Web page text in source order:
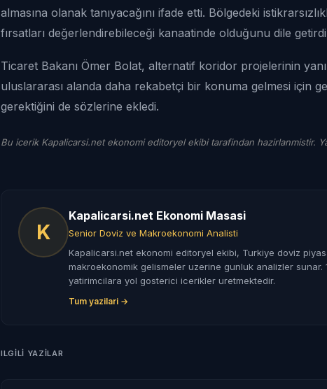
almasına olanak tanıyacağını ifade etti. Bölgedeki
fırsatları değerlendirebileceği kanaatinde olduğunu dile
Ticaret Bakanı Ömer Bolat, alternatif koridor projelerinin
uluslararası alanda daha rekabetçi bir konuma gelmesi için
gerektiğini de sözlerine ekledi.
Bu icerik Kapalicarsi.net ekonomi editoryel ekibi tarafindan hazirlanmistir.
K
Kapalicarsi.net Ekonomi Masasi
Senior Doviz ve Makroekonomi Analisti
Kapalicarsi.net ekonomi editoryel ekibi, Turkiye doviz
makroekonomik gelismeler uzerine gunluk analizler sunar.
yatirimcilara yol gosterici icerikler uretmektedir.
Tum yazilari →
ILGILI YAZILAR